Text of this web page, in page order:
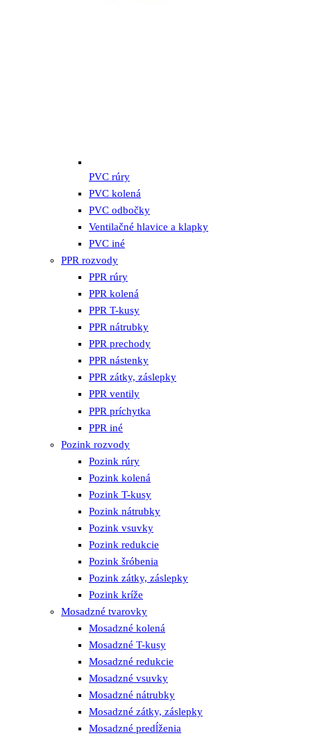
PVC rúry
PVC kolená
PVC odbočky
Ventilačné hlavice a klapky
PVC iné
PPR rozvody
PPR rúry
PPR kolená
PPR T-kusy
PPR nátrubky
PPR prechody
PPR nástenky
PPR zátky, záslepky
PPR ventily
PPR príchytka
PPR iné
Pozink rozvody
Pozink rúry
Pozink kolená
Pozink T-kusy
Pozink nátrubky
Pozink vsuvky
Pozink redukcie
Pozink šróbenia
Pozink zátky, záslepky
Pozink kríže
Mosadzné tvarovky
Mosadzné kolená
Mosadzné T-kusy
Mosadzné redukcie
Mosadzné vsuvky
Mosadzné nátrubky
Mosadzné zátky, záslepky
Mosadzné predĺženia